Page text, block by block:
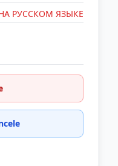
РУССКОМ ЯЗЫКЕ